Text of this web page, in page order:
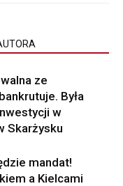
ze
Była
w
Skarżysku
mandat!
a Kielcami